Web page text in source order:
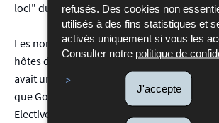
refusés. Des cookies non
utilisés à des fins statistiques et
activés uniquement si vous les
Consulter notre politique de
J'accepte
loci" du parc.
Les nombreuses évocations du parc dans
hôtes de Colpach semblent indiquer que
avait une personnalité propre, à l'image
que Goethe a mis en scène dans le roman
Electives"" (Die Wahlverwandschaften)